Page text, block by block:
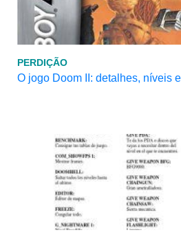
PERDIÇÃO
O jogo Doom II: detalhes, níveis